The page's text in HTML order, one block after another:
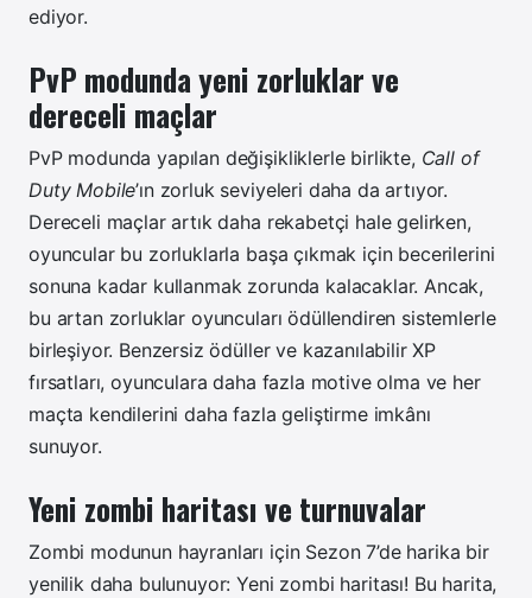
ediyor.
PvP modunda yeni zorluklar ve
dereceli maçlar
PvP modunda yapılan değişikliklerle birlikte, Call of
Duty Mobile’ın zorluk seviyeleri daha da artıyor.
Dereceli maçlar artık daha rekabetçi hale gelirken,
oyuncular bu zorluklarla başa çıkmak için becerilerini
sonuna kadar kullanmak zorunda kalacaklar. Ancak,
bu artan zorluklar oyuncuları ödüllendiren sistemlerle
birleşiyor. Benzersiz ödüller ve kazanılabilir XP
fırsatları, oyunculara daha fazla motive olma ve her
maçta kendilerini daha fazla geliştirme imkânı
sunuyor.
Yeni zombi haritası ve turnuvalar
Zombi modunun hayranları için Sezon 7’de harika bir
yenilik daha bulunuyor: Yeni zombi haritası! Bu harita,